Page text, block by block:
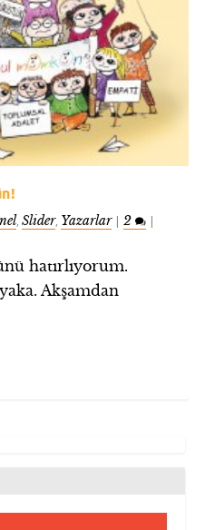
,Slider, Yazarlar|2 |
hatırlıyorum.
Akşamdan